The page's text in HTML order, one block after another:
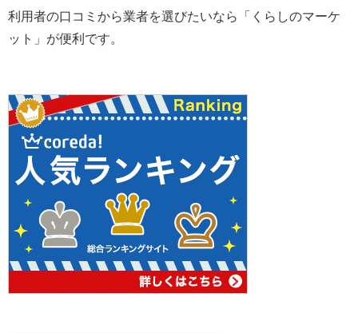
利用者の口コミから業者を選びたいなら「くらしのマーケ
ット」が便利です。